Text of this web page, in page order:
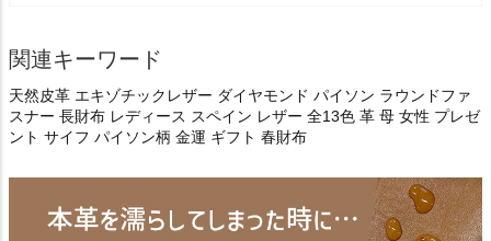
関連キーワード
天然皮革 エキゾチックレザー ダイヤモンド パイソン ラウンドファ
スナー 長財布 レディース スペイン レザー 全13色 革 母 女性 プレゼ
ント サイフ パイソン柄 金運 ギフト 春財布